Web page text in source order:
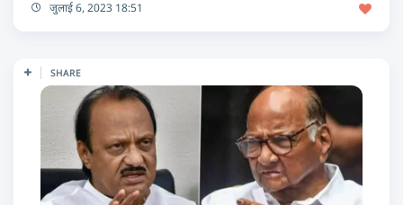
जुलाई 6, 2023 18:51
SHARE